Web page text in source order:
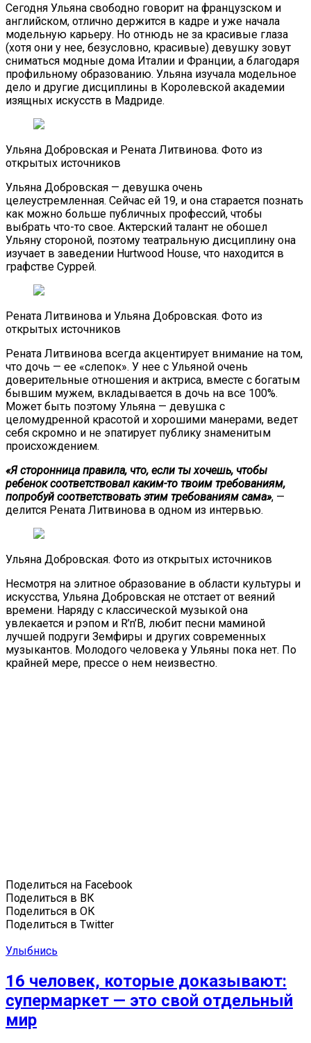
Сегодня Ульяна свободно говорит на французском и
английском, отлично держится в кадре и уже начала
модельную карьеру. Но отнюдь не за красивые глаза
(хотя они у нее, безусловно, красивые) девушку зовут
сниматься модные дома Италии и Франции, а благодаря
профильному образованию. Ульяна изучала модельное
дело и другие дисциплины в Королевской академии
изящных искусств в Мадриде.
Ульяна Добровская и Рената Литвинова. Фото из
открытых источников
Ульяна Добровская — девушка очень
целеустремленная. Сейчас ей 19, и она старается познать
как можно больше публичных профессий, чтобы
выбрать что-то свое. Актерский талант не обошел
Ульяну стороной, поэтому театральную дисциплину она
изучает в заведении Hurtwood House, что находится в
графстве Суррей.
Рената Литвинова и Ульяна Добровская. Фото из
открытых источников
Рената Литвинова всегда акцентирует внимание на том,
что дочь — ее «слепок». У нее с Ульяной очень
доверительные отношения и актриса, вместе с богатым
бывшим мужем, вкладывается в дочь на все 100%.
Может быть поэтому Ульяна — девушка с
целомудренной красотой и хорошими манерами, ведет
себя скромно и не эпатирует публику знаменитым
происхождением.
«Я сторонница правила, что, если ты хочешь, чтобы
ребенок соответствовал каким-то твоим требованиям,
попробуй соответствовать этим требованиям сама», —
делится Рената Литвинова в одном из интервью.
Ульяна Добровская. Фото из открытых источников
Несмотря на элитное образование в области культуры и
искусства, Ульяна Добровская не отстает от веяний
времени. Наряду с классической музыкой она
увлекается и рэпом и R’n’B, любит песни маминой
лучшей подруги Земфиры и других современных
музыкантов. Молодого человека у Ульяны пока нет. По
крайней мере, прессе о нем неизвестно.
Поделиться на Facebook
Поделиться в ВК
Поделиться в ОК
Поделиться в Twitter
Улыбнись
16 человек, которые доказывают:
супермаркет — это свой отдельный
мир